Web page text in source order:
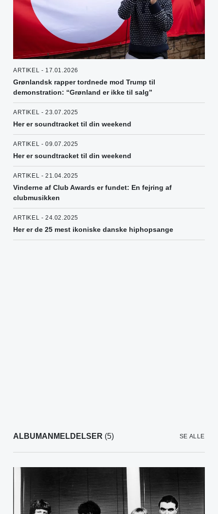
ARTIKEL - 17.01.2026
Grønlandsk rapper tordnede mod Trump til
demonstration: “Grønland er ikke til salg”
ARTIKEL - 23.07.2025
Her er soundtracket til din weekend
ARTIKEL - 09.07.2025
Her er soundtracket til din weekend
ARTIKEL - 21.04.2025
Vinderne af Club Awards er fundet: En fejring af
clubmusikken
ARTIKEL - 24.02.2025
Her er de 25 mest ikoniske danske hiphopsange
ALBUMANMELDELSER (5) SE ALLE